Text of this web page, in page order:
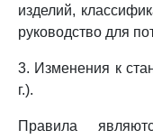
изделий,
руководство для
3. Изменения к
г.).
Правила